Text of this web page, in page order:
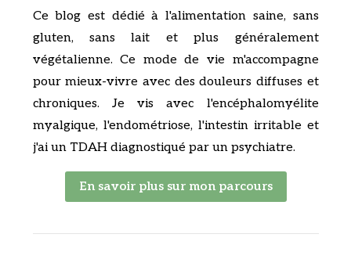
Ce blog est dédié à l'alimentation saine, sans
gluten, sans lait et plus généralement
végétalienne. Ce mode de vie m'accompagne
pour mieux-vivre avec des douleurs diffuses et
chroniques. Je vis avec l'encéphalomyélite
myalgique, l'endométriose, l'intestin irritable et
j'ai un TDAH diagnostiqué par un psychiatre.
En savoir plus sur mon parcours